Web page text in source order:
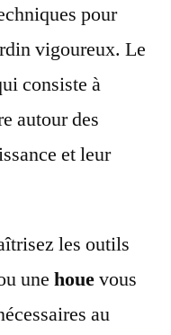
pour
vigoureux. Le
consiste à
autour des
et leur
les outils
une houevous
au